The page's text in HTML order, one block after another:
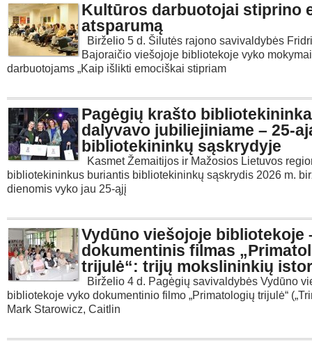
Kultūros darbuotojai stiprino
atsparumą
Birželio 5 d. Šilutės rajono savivaldybės
Bajoraičio viešojoje bibliotekoje vyko
darbuotojams „Kaip išlikti emociškai stipriam
Pagėgių krašto
dalyvavo jubiliejiniame – 25-
bibliotekininkų sąskrydyje
Kasmet Žemaitijos ir Mažosios Lietuvos
bibliotekininkus buriantis bibliotekininkų sąskrydis 2026 m.
dienomis vyko jau 25-ąjį
Vydūno viešojoje bibliotekoje
dokumentinis filmas
trijulė“: trijų mokslininkių
Birželio 4 d. Pagėgių savivaldybės Vydūno
bibliotekoje vyko dokumentinio filmo „Primatologių trijulė“
Mark Starowicz, Caitlin